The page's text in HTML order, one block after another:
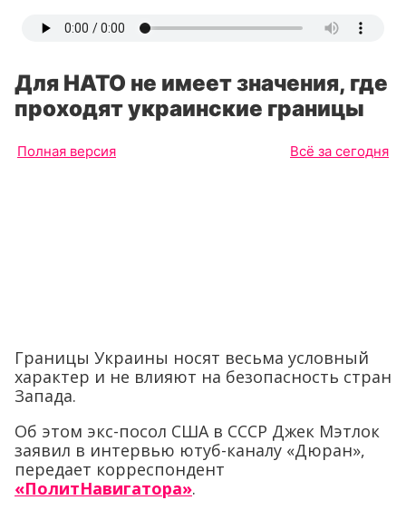
Для НАТО не имеет значения, где
проходят украинские границы
Полная версия Всё за сегодня
Границы Украины носят весьма условный
характер и не влияют на безопасность стран
Запада.
Об этом экс-посол США в СССР Джек Мэтлок
заявил в интервью ютуб-каналу «Дюран»,
передает корреспондент
«ПолитНавигатора».